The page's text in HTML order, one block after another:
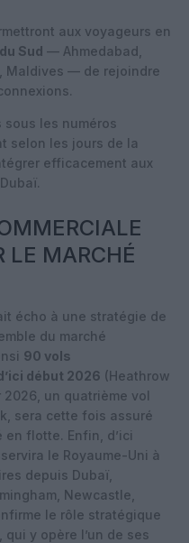
aux voyageurs en
Sud — Ahmedabad,
Maldives — de rejoindre
sous les numéros
selon les jours de la
efficacement aux
LE MARCHÉ
écho à une stratégie de
du marché
90 vols
début 2026 (Heathrow
2026 , un quatrième vol
, sera cette fois assuré
flotte. Enfin, d’ici
le Royaume-Uni à
depuis Dubaï,
Newcastle,
le rôle stratégique
qui y opère l’un de ses